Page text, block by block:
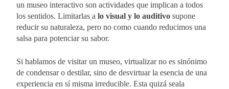
un museo interactivo son actividades que implican a todos
los sentidos. Limitarlas a lo visual y lo auditivo supone
reducir su naturaleza, pero no como cuando reducimos una
salsa para potenciar su sabor.
Si hablamos de visitar un museo, virtualizar no es sinónimo
de condensar o destilar, sino de desvirtuar la esencia de una
experiencia en sí misma irreducible. Esta quizá seala